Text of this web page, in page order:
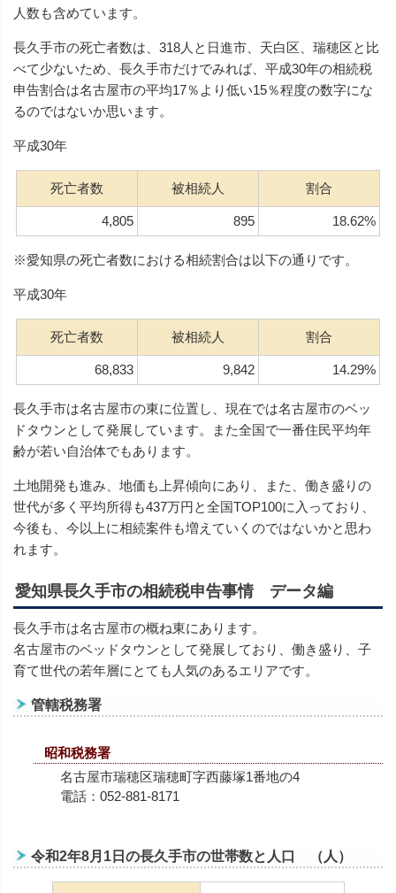
人数も含めています。
長久手市の死亡者数は、318人と日進市、天白区、瑞穂区と比
べて少ないため、長久手市だけでみれば、平成30年の相続税
申告割合は名古屋市の平均17％より低い15％程度の数字にな
るのではないか思います。
平成30年
死亡者数 被相続人 割合
4,805 895 18.62%
※愛知県の死亡者数における相続割合は以下の通りです。
平成30年
死亡者数 被相続人 割合
68,833 9,842 14.29%
長久手市は名古屋市の東に位置し、現在では名古屋市のベッ
ドタウンとして発展しています。また全国で一番住民平均年
齢が若い自治体でもあります。
土地開発も進み、地価も上昇傾向にあり、また、働き盛りの
世代が多く平均所得も437万円と全国TOP100に入っており、
今後も、今以上に相続案件も増えていくのではないかと思わ
れます。
愛知県長久手市の相続税申告事情 データ編
長久手市は名古屋市の概ね東にあります。
名古屋市のベッドタウンとして発展しており、働き盛り、子
育て世代の若年層にとても人気のあるエリアです。
管轄税務署
昭和税務署
名古屋市瑞穂区瑞穂町字西藤塚1番地の4
電話：052-881-8171
令和2年8月1日の長久手市の世帯数と人口 （人）